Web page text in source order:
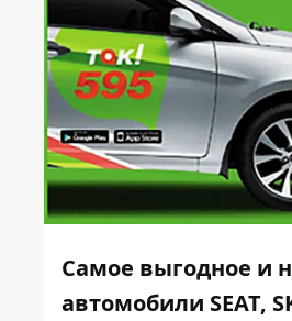
Самое выгодное и
автомобили SEAT,